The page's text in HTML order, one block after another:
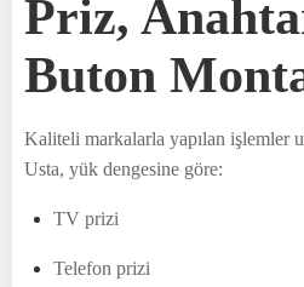
Priz,
Buton
Kaliteli markalarla yapılan işlemler
Usta, yük dengesine göre:
TV prizi
Telefon prizi